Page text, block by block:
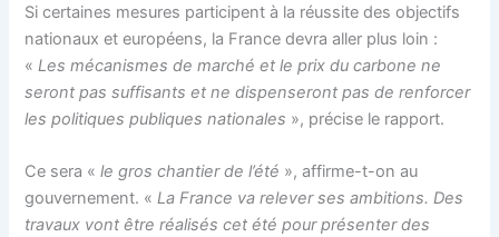
Si certaines mesures participent à la réussite des objectifs
nationaux et européens, la France devra aller plus loin :
«Les mécanismes de marché et le prix du carbone ne
seront pas suffisants et ne dispenseront pas de renforcer
les politiques publiques nationales », précise le rapport.
Ce sera «le gros chantier de l’été », affirme-t-on au
gouvernement. «La France va relever ses ambitions. Des
travaux vont être réalisés cet été pour présenter des